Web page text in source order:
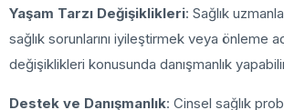
Yaşam Tarzı Değişiklikleri: Sağlık
sağlık sorunlarını iyileştirmek veya önleme
değişiklikleri konusunda danışmanlık
Destek ve Danışmanlık: Cinsel sağlık